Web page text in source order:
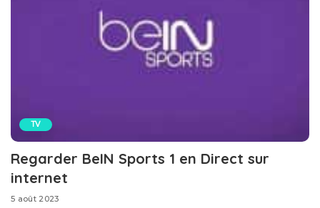
TV
Regarder BeIN Sports 1 en Direct sur
internet
5 août 2023